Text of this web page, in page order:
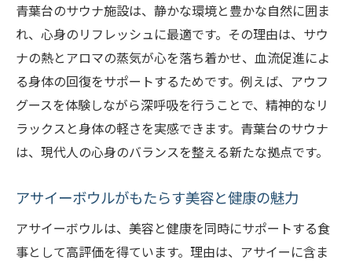
とは
フィンランド式サウナの特徴と魅力を解説
アサイーボウルとの組み合わせ効果とは
神奈川で体験できるサウナの楽しみ方
サウナ後のアサイーボウルが与える影響
新しい健康習慣にフィンランド式を推奨
ストレス解消に選ばれる青葉台のサウナ活用法
ストレス対策に効果的なサウナ利用法
青葉台のサウナ施設は、静かな環境と豊かな自然に囲ま
れ、心身のリフレッシュに最適です。その理由は、サウ
ナの熱とアロマの蒸気が心を落ち着かせ、血流促進によ
る身体の回復をサポートするためです。例えば、アウフ
グースを体験しながら深呼吸を行うことで、精神的なリ
ラックスと身体の軽さを実感できます。青葉台のサウナ
は、現代人の心身のバランスを整える新たな拠点です。
アサイーボウルがもたらす美容と健康の魅力
アサイーボウルは、美容と健康を同時にサポートする食
事として高評価を得ています。理由は、アサイーに含ま